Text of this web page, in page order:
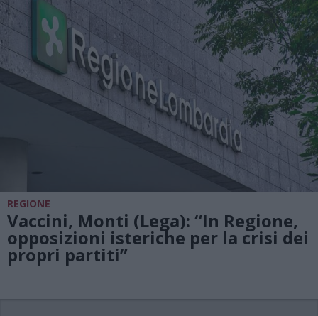
REGIONE
Vaccini, Monti (Lega): “In Regione,
opposizioni isteriche per la crisi dei
propri partiti”